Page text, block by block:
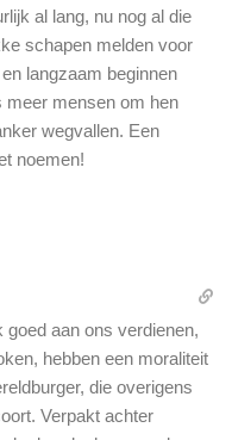
al lang, nu nog al die
schapen melden voor
langzaam beginnen
meer mensen om hen
wegvallen. Een
noemen!
aan ons verdienen,
hebben een moraliteit
die overigens
Verpakt achter